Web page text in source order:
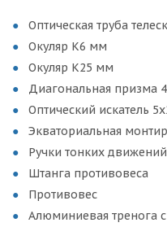
Оптическая труба
Окуляр K6 мм
Окуляр K25 мм
Диагональная призма
Оптический искатель
Экваториальная
Ручки тонких движений
Штанга противовеса
Противовес
Алюминиевая тренога